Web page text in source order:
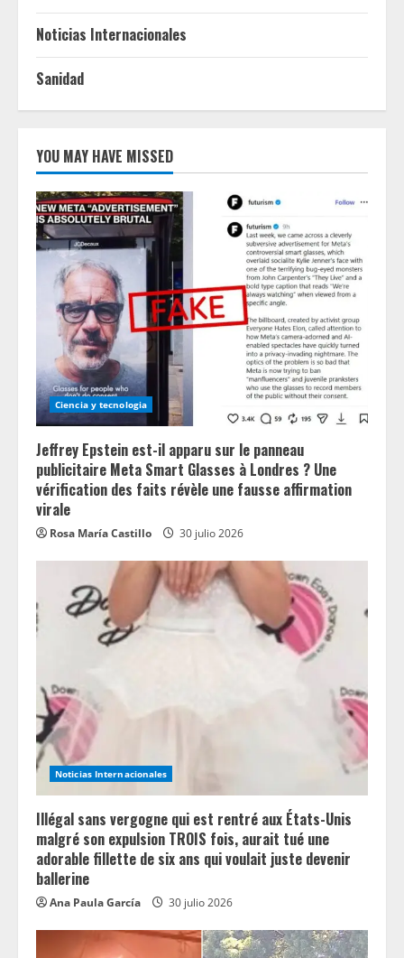
Noticias Internacionales
Sanidad
YOU MAY HAVE MISSED
Ciencia y tecnologia
Jeffrey Epstein est-il apparu sur le panneau
publicitaire Meta Smart Glasses à Londres ? Une
vérification des faits révèle une fausse affirmation
virale
Rosa María Castillo 30 julio 2026
Noticias Internacionales
Illégal sans vergogne qui est rentré aux États-Unis
malgré son expulsion TROIS fois, aurait tué une
adorable fillette de six ans qui voulait juste devenir
ballerine
Ana Paula García 30 julio 2026